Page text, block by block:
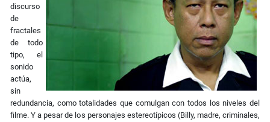
discurso
de
fractales
de todo
tipo, el
sonido
actúa,
sin
redundancia, como totalidades que comulgan con todos los niveles del
filme. Y a pesar de los personajes estereotípicos (Billy, madre, criminales,